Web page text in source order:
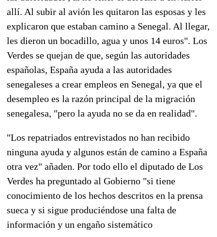
allí. Al subir al avión les quitaron las esposas y les
explicaron que estaban camino a Senegal. Al llegar,
les dieron un bocadillo, agua y unos 14 euros". Los
Verdes se quejan de que, según las autoridades
españolas, España ayuda a las autoridades
senegaleses a crear empleos en Senegal, ya que el
desempleo es la razón principal de la migración
senegalesa, "pero la ayuda no se da en realidad".
"Los repatriados entrevistados no han recibido
ninguna ayuda y algunos están de camino a España
otra vez" añaden. Por todo ello el diputado de Los
Verdes ha preguntado al Gobierno "si tiene
conocimiento de los hechos descritos en la prensa
sueca y si sigue produciéndose una falta de
información y un engaño sistemático